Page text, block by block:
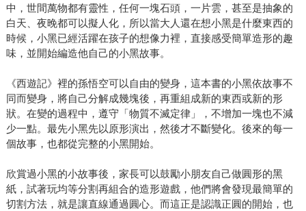
中，世間萬物都有靈性，任何一塊石頭，一片雲，甚至是抽象的
白天、夜晚都可以擬人化，所以當大人還在想小黑是什麼東西的
時候，小黑已經活躍在孩子的想像力裡，直接感受簡單造形的趣
味，並開始編造他自己的小黑故事。
《西遊記》裡的孫悟空可以自由的變身，這本書的小黑依故事不
同而變身，將自己分解成幾塊後，再重組成新的東西或新的形
狀。在變的過程中，遵守「物質不滅定律」，不增加一塊也不減
少一點。最先小黑先以原形演出，然後才不斷變化。後來的每一
個故事，也都從完整的小黑開始。
欣賞過小黑的小故事後，家長可以鼓勵小朋友自己做圓形的黑
紙，試著玩均等分割再組合的造形遊戲，他們將會發現最簡單的
切割方法，就是讓直線通過圓心。而這正是認識正圓的開始，也